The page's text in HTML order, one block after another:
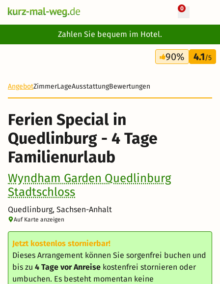
0
Zahlen Sie bequem im Hotel.
4 Tage
153 €
90% 4.1/5
AngebotZimmerLageAusstattungBewertungen
Ferien Special in
Quedlinburg - 4 Tage
Familienurlaub
Wyndham Garden Quedlinburg
Stadtschloss
Quedlinburg, Sachsen-Anhalt
Auf Karte anzeigen
Jetzt kostenlos stornierbar!
Dieses Arrangement können Sie sorgenfrei buchen und
bis zu 4 Tage vor Anreise kostenfrei stornieren oder
umbuchen. Es besteht momentan keine